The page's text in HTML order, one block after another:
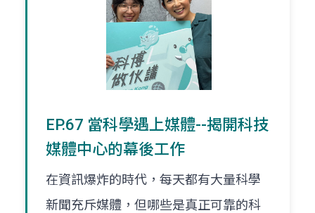
EP.67 當科學遇上媒體--揭開科技
媒體中心的幕後工作
在資訊爆炸的時代，每天都有大量科學
新聞充斥媒體，但哪些是真正可靠的科